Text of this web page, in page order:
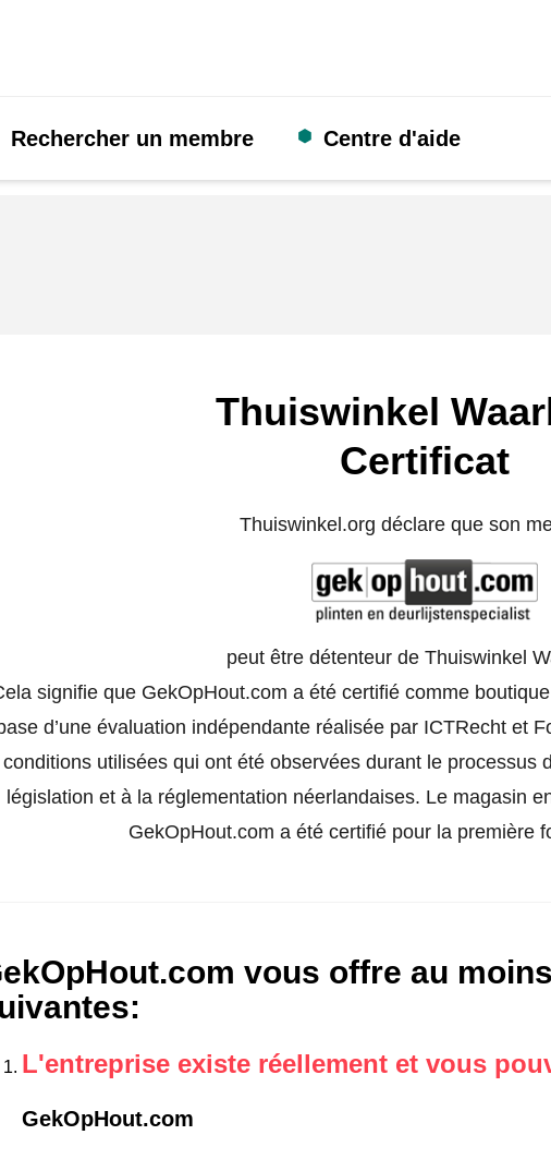
Rechercher un membre Centre d'aide
Thuiswinkel
Certificat
Thuiswinkel.org déclare que son
peut être détenteur de Thuiswinkel
signifie que GekOpHout.com a été certifié comme
d’une évaluation indépendante réalisée par ICTRecht et
conditions utilisées qui ont été observées durant le processus
législation et à la réglementation néerlandaises. Le magasin
GekOpHout.com a été certifié pour la première
vous offre au
:
L'entreprise existe réellement et vous
GekOpHout.com